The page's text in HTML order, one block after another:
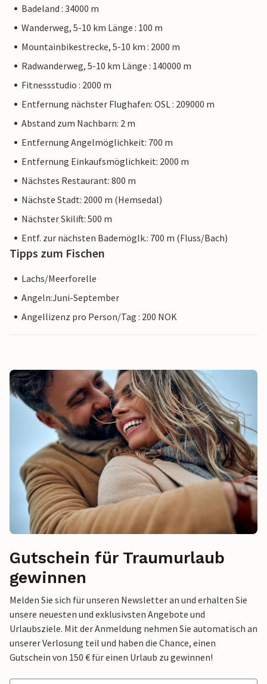
Badeland : 34000 m
Wanderweg, 5-10 km Länge : 100 m
Mountainbikestrecke, 5-10 km : 2000 m
Radwanderweg, 5-10 km Länge : 140000 m
Fitnessstudio : 2000 m
Entfernung nächster Flughafen: OSL : 209000 m
Abstand zum Nachbarn: 2 m
Entfernung Angelmöglichkeit: 700 m
Entfernung Einkaufsmöglichkeit: 2000 m
Nächstes Restaurant: 800 m
Nächste Stadt: 2000 m (Hemsedal)
Nächster Skilift: 500 m
Entf. zur nächsten Bademöglk.: 700 m (Fluss/Bach)
Tipps zum Fischen
Lachs/Meerforelle
Angeln:Juni-September
Angellizenz pro Person/Tag : 200 NOK
Gutschein für Traumurlaub
gewinnen
Melden Sie sich für unseren Newsletter an und erhalten Sie
unsere neuesten und exklusivsten Angebote und
Urlaubsziele. Mit der Anmeldung nehmen Sie automatisch an
unserer Verlosung teil und haben die Chance, einen
Gutschein von 150 € für einen Urlaub zu gewinnen!